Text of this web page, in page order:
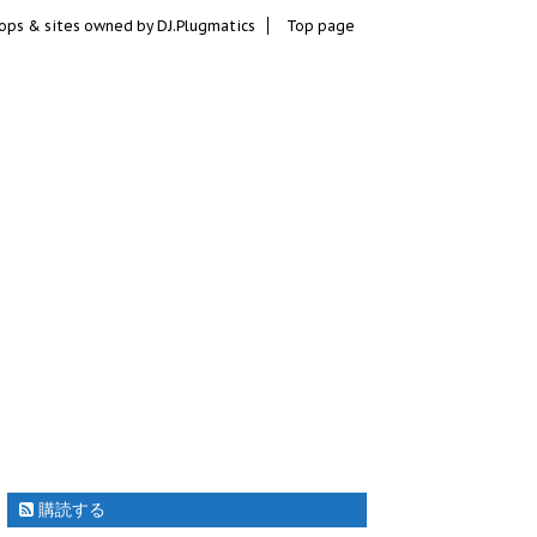
& sites owned by DJ.Plugmatics Top page
購読する